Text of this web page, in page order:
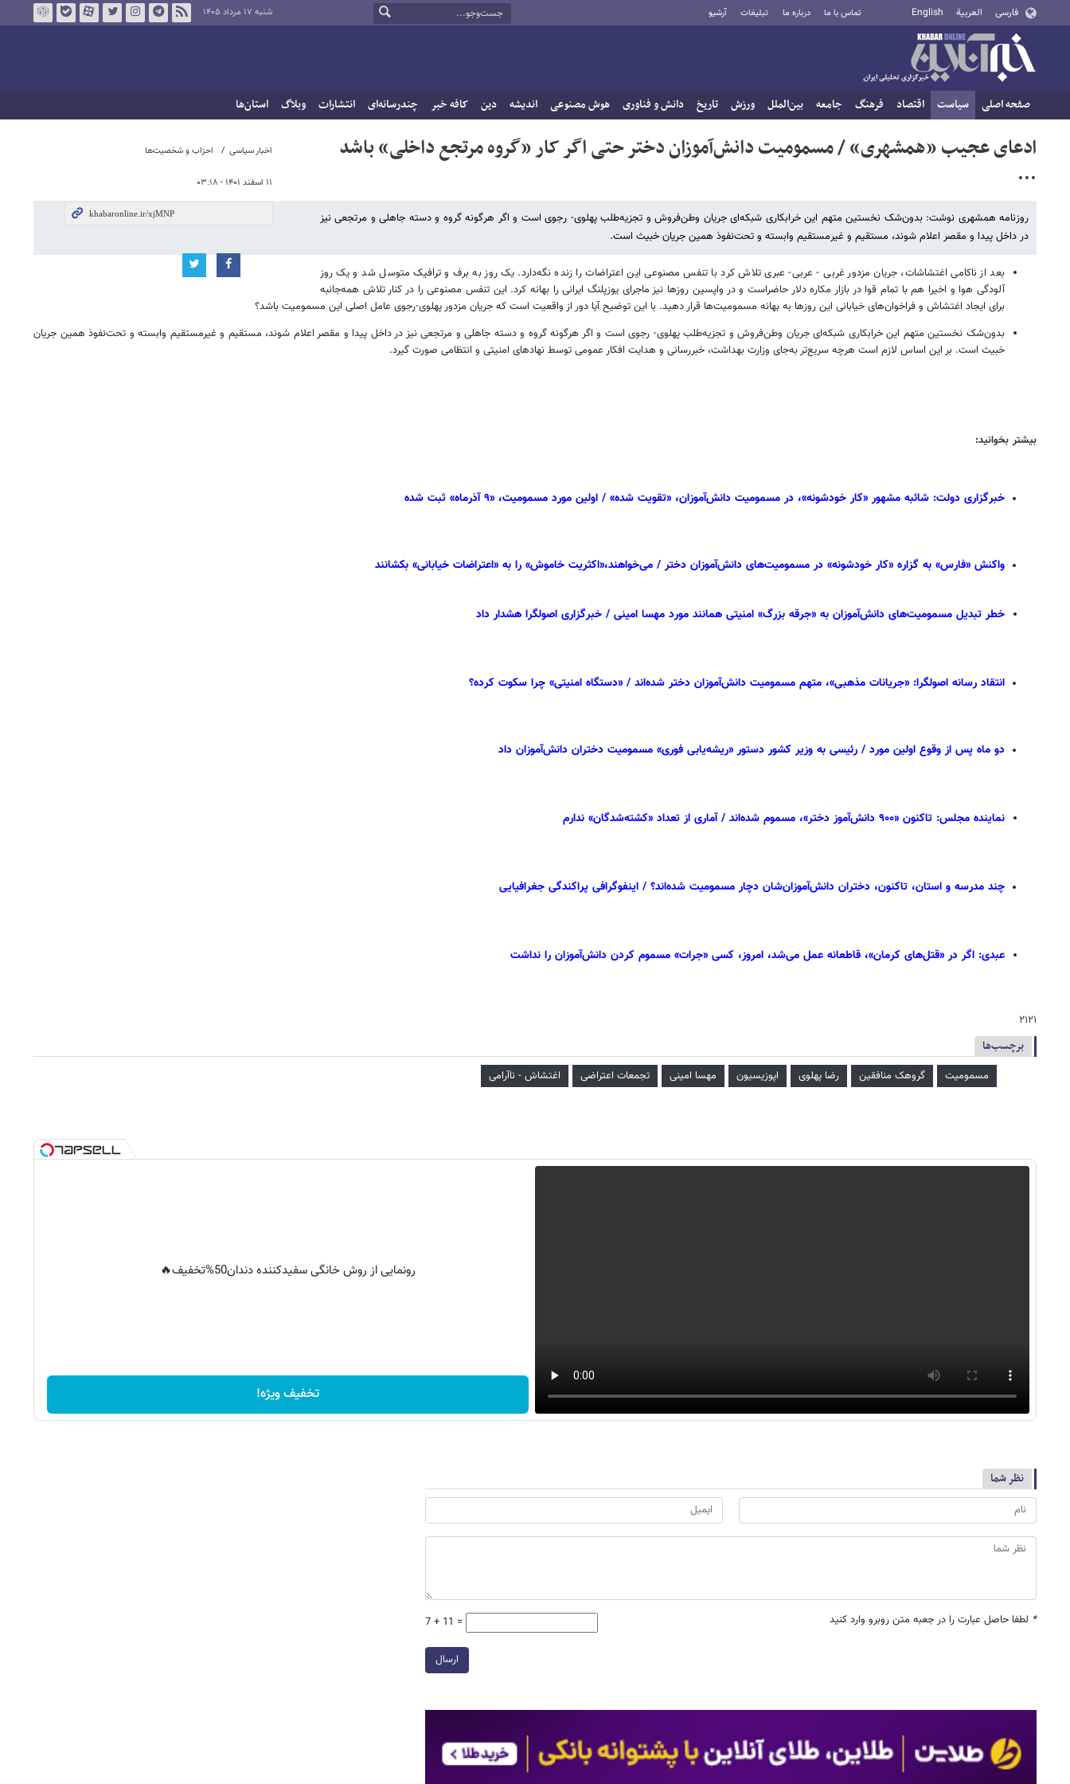
فارسی العربية English تماس با ما درباره ما تبلیغات آرشیو شنبه ۱۷ مرداد ۱۴۰۵
صفحه اصلی سیاست اقتصاد فرهنگ جامعه بین‌الملل ورزش تاریخ دانش و فناوری هوش مصنوعی اندیشه دین کافه خبر چندرسانه‌ای انتشارات وبلاگ استان‌ها
اخبار سیاسی احزاب و شخصیت‌ها
۱۱ اسفند ۱۴۰۱ - ۰۳:۱۸
ادعای عجیب «همشهری» / مسمومیت دانش‌آموزان دختر حتی اگر کار «گروه مرتجع داخلی» باشد
...
روزنامه همشهری نوشت: بدون‌شک نخستین متهم این خرابکاری شبکه‌ای جریان وطن‌فروش و تجزیه‌طلب پهلوی- رجوی است و اگر هرگونه گروه و دسته جاهلی و مرتجعی نیز
در داخل پیدا و مقصر اعلام شوند، مستقیم و غیرمستقیم وابسته و تحت‌نفوذ همین جریان خبیث است.
بعد از ناکامی اغتشاشات، جریان مزدور غربی - عربی- عبری تلاش کرد با تنفس مصنوعی این اعتراضات را زنده نگه‌دارد. یک روز به برف و ترافیک متوسل شد و یک روز
آلودگی هوا و اخیرا هم با تمام قوا در بازار مکاره دلار حاضراست و در واپسین روزها نیز ماجرای یوزپلنگ ایرانی را بهانه کرد. این تنفس مصنوعی را در کنار تلاش همه‌جانبه
برای ایجاد اغتشاش و فراخوان‌های خیابانی این روزها به بهانه مسمومیت‌ها قرار دهید. با این توضیح آیا دور از واقعیت است که جریان مزدور پهلوی-رجوی عامل اصلی این مسمومیت باشد؟
بدون‌شک نخستین متهم این خرابکاری شبکه‌ای جریان وطن‌فروش و تجزیه‌طلب پهلوی- رجوی است و اگر هرگونه گروه و دسته جاهلی و مرتجعی نیز در داخل پیدا و مقصر اعلام شوند، مستقیم و غیرمستقیم وابسته و تحت‌نفوذ همین جریان
خبیث است. بر این اساس لازم است هرچه سریع‌تر به‌جای وزارت بهداشت، خبررسانی و هدایت افکار عمومی توسط نهادهای امنیتی و انتظامی صورت گیرد.
بیشتر بخوانید:
خبرگزاری دولت: شائبه مشهور «کار خودشونه»، در مسمومیت دانش‌آموزان، «تقویت شده» / اولین مورد مسمومیت، «۹ آذرماه» ثبت شده
واکنش «فارس» به گزاره «کار خودشونه» در مسمومیت‌های دانش‌آموزان دختر / می‌خواهند،«اکثریت خاموش» را به «اعتراضات خیابانی» بکشانند
خطر تبدیل مسمومیت‌های دانش‌آموزان به «جرقه بزرگ» امنیتی همانند مورد مهسا امینی / خبرگزاری اصولگرا هشدار داد
انتقاد رسانه اصولگرا: «جریانات مذهبی»، متهم مسمومیت دانش‌آموزان دختر شده‌اند / «دستگاه امنیتی» چرا سکوت کرده‌؟
دو ماه پس از وقوع اولین مورد / رئیسی به وزیر کشور دستور «ریشه‌یابی فوری» مسمومیت دختران دانش‌آموزان داد
نماینده مجلس: تاکنون «۹۰۰ دانش‌آموز دختر»، مسموم شده‌اند / آماری از تعداد «کشته‌شدگان» ندارم
چند مدرسه و استان‌، تاکنون، دختران دانش‌آموزان‌شان دچار مسمومیت شده‌اند؟ / اینفوگرافی پراکندگی جغرافیایی
عبدی: اگر در «قتل‌های کرمان»، قاطعانه عمل می‌شد، امروز، کسی «جرات» مسموم کردن دانش‌آموزان را نداشت
۲۱۲۱
برچسب‌ها
مسمومیت گروهک منافقین رضا پهلوی اپوزیسیون مهسا امینی تجمعات اعتراضی اغتشاش - ناآرامی
رونمایی از روش خانگی سفیدکننده دندان50%تخفیف🔥
تخفیف ویژه!
نظر شما
* لطفا حاصل عبارت را در جعبه متن روبرو وارد کنید 7 + 11 =
ارسال